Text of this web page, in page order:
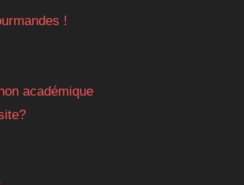
!
académique